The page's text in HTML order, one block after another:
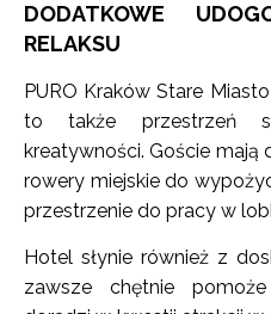
DODATKOWE
RELAKSU
PURO Kraków Stare
to także przestrzeń
kreatywności. Goście mają
rowery miejskie do
przestrzenie do pracy w
Hotel słynie również z
zawsze chętnie